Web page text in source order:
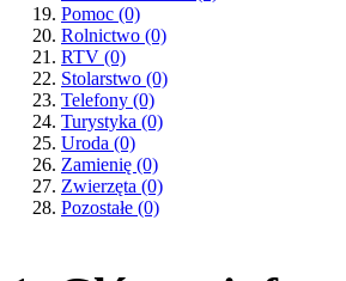
Pomoc (0)
Rolnictwo (0)
RTV (0)
Stolarstwo (0)
Telefony (0)
Turystyka (0)
Uroda (0)
Zamienię (0)
Zwierzęta (0)
Pozostałe (0)